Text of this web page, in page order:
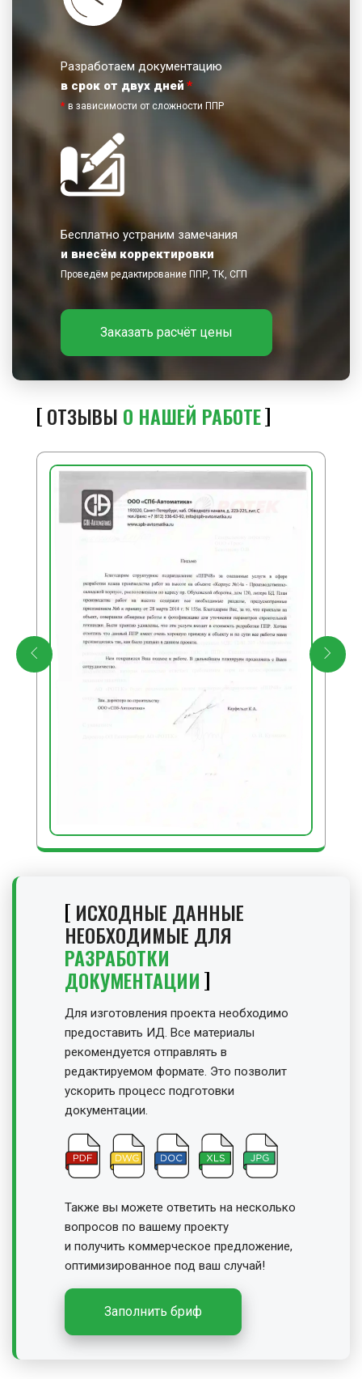
Разработаем документацию
в срок от двух дней *
* в зависимости от сложности ППР
Бесплатно устраним замечания
и внесём корректировки
Проведём редактирование ППР, ТК, СГП
Заказать расчёт цены
ОТЗЫВЫ О НАШЕЙ РАБОТЕ
ИСХОДНЫЕ ДАННЫЕ
НЕОБХОДИМЫЕ ДЛЯ
РАЗРАБОТКИ
ДОКУМЕНТАЦИИ
Для изготовления проекта необходимо
предоставить ИД. Все материалы
рекомендуется отправлять в
редактируемом формате. Это позволит
ускорить процесс подготовки
документации.
Также вы можете ответить на несколько
вопросов по вашему проекту
и получить коммерческое предложение,
оптимизированное под ваш случай!
Заполнить бриф